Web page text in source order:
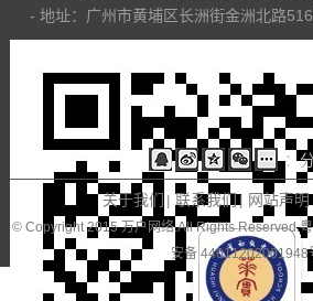
- 地址：广州市黄埔区长洲街金洲北路
：
关于我们 联系我们 网站声明
© Copyright 2015 万户网络.All Rights Reserved.
安备 44011202001948